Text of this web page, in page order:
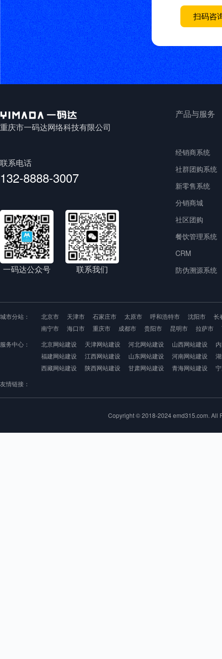
扫码咨
重庆市一码达网络科技有限公司
联系电话
132-8888-3007
一码达公众号 联系我们
产品与服务
经销商系统
社群团购系统
新零售系统
分销商城
社区团购
餐饮管理系统
CRM
防伪溯源系统
城市分站： 北京市 天津市 石家庄市 太原市 呼和浩特市 沈阳市
长
南宁市
海口市 重庆市 成都市 贵阳市 昆明市 拉萨市
服务中心：
北京网站建设 天津网站建设 河北网站建设 山西网站建设
福建网站建设
江西网站建设 山东网站建设 河南网站建设
西藏网站建设
陕西网站建设 甘肃网站建设 青海网站建设
友情链接：
Copyright © 2018-2024 emd315.com. All